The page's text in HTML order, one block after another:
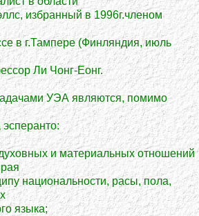
избранный в 1996г.членом
в г.Тампере (Финляндия, июль
Ли Чонг-Еонг.
УЭА являются, помимо
и материальных отношений
национальности, расы, пола,
языка;